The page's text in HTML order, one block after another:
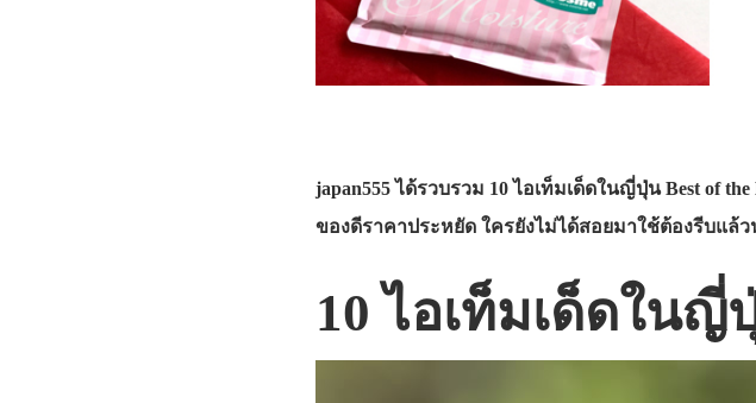
japan555 ได้รวบรวม 10 ไอเท็มเด็ดในญี่ปุ่น Best of
ของดีราคาประหยัด ใครยังไม่ได้สอยมาใช้ต้องรีบแล้ว
10 ไอเท็มเด็ดในญี่